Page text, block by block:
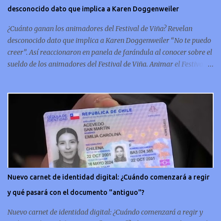
conmemorativo La moneda chilena de 20 centavos es
conmemorativa, sí, como lo lees, celebra un capítulo importante en
la hi...
desconocido dato que implica a Karen Doggenweiler
¿Cuánto ganan los animadores del Festival de Viña? Revelan
desconocido dato que implica a Karen Doggenweiler “No te puedo
creer”. Así reaccionaron en panela de farándula al conocer sobre el
sueldo de los animadores del Festival de Viña. Animar el Festival
debería ser acorde. ¿Cuánto ganará Karen Doggenweiler y su
acompañante? Según se conoce hasta ahora, los animadores del
Festival de Viña del Mar no reciben un sueldo por su rol en el
evento. Al menos no un monto extra al que venían percibirndo por
contrato con su canal empleador. “A la Karen no le pagan, no le
pagan aparte. Hace rato que no pagan”, confirmó la periodista de
espectáculos, Cecilia Gutiérrez, en el programa Hay Que Decirlo
(Canal 13). “A mí la Tonka (Tomicic) me dijo que a ellos no le
pagaban”, complementó Willy Sabor. Nacho Gutiérrez aportó que,
Nuevo carnet de identidad digital: ¿Cuándo comenzará a regir
y qué pasará con el documento "antiguo"?
Nuevo carnet de identidad digital: ¿Cuándo comenzará a regir y